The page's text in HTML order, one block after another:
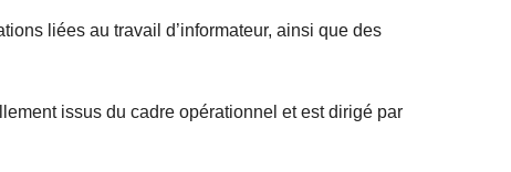
liées au travail d’informateur, ainsi que des
issus du cadre opérationnel et est dirigé par